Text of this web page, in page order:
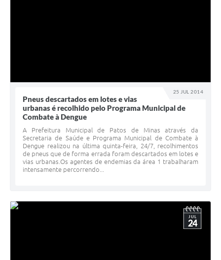
25 JUL 2014
Pneus descartados em lotes e vias
urbanas é recolhido pelo Programa Municipal de
Combate à Dengue
A Prefeitura Municipal de Patos de Minas através da
Secretaria de Saúde e Programa Municipal de Combate à
Dengue realizou na última quinta-feira, 24/7, recolhimentos
de pneus que de forma errada foram descartados em lotes e
vias urbanas.Os agentes de endemias da área 1 trabalharam
intensamente percorrendo...
JUL
24